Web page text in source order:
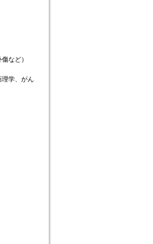
など）
学、がん